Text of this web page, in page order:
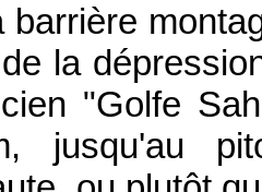
la
"Golfe
jusqu'au